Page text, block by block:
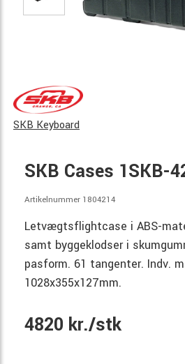
SKB Keyboard
SKB Cases 1SKB-
Artikelnummer 1804214
Letvægtsflightcase i ABS-
samt byggeklodser i
pasform. 61 tangenter. Indv.
1028x355x127mm.
4820 kr./stk